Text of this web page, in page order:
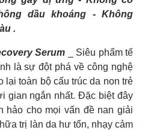
dầu khoáng - Không
.
Serum _ Siêu phẩm tế
là sự đột phá về công nghệ
lại toàn bộ cấu trúc da non trẻ
gian ngắn nhất. Đặc biệt đây
hảo cho mọi vấn đề nan giải
trị làn da hư tổn, nhạy cảm